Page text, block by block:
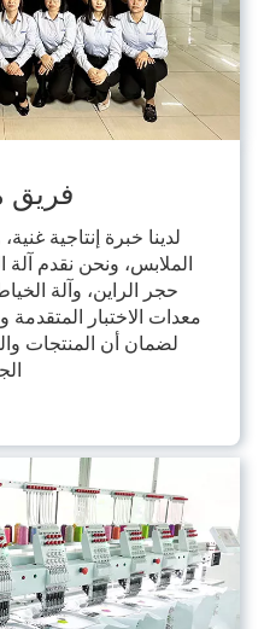
لدينا خبرة إنتاجية
حجر الراين، وآلة
معدات الاختبار المتقدمة
لضمان أن المنتجات